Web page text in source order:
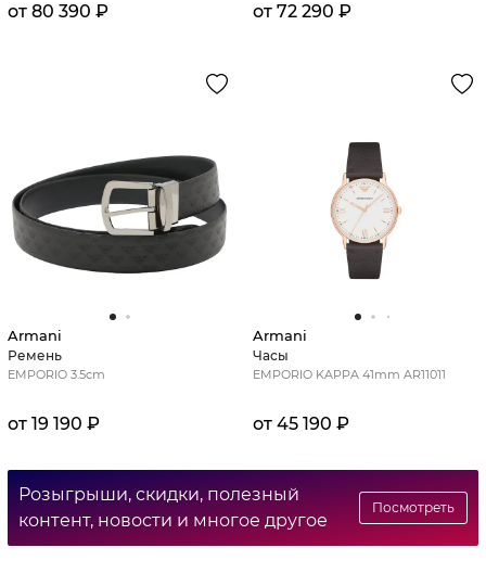
от 80 390 ₽ от 72 290 ₽
Armani
Ремень
EMPORIO 3.5cm
от 19 190 ₽
Armani
Часы
EMPORIO KAPPA 41mm AR11011
от 45 190 ₽
Розыгрыши, скидки, полезный
контент, новости и многое другое
Посмотреть